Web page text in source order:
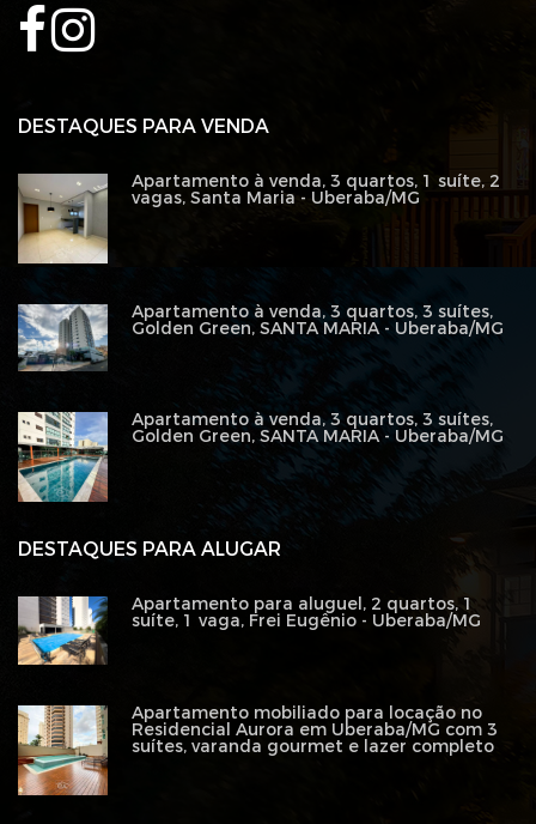
DESTAQUES PARA ALUGAR
Apartamento para aluguel, 2 quartos, 1
suíte, 1 vaga, Frei Eugênio - Uberaba/MG
Apartamento mobiliado para locação no
Residencial Aurora em Uberaba/MG com 3
suítes, varanda gourmet e lazer completo
DESTAQUES PARA VENDA
Apartamento à venda, 3 quartos, 1 suíte, 2
vagas, Santa Maria - Uberaba/MG
Apartamento à venda, 3 quartos, 3 suítes,
Golden Green, SANTA MARIA - Uberaba/MG
Apartamento à venda, 3 quartos, 3 suítes,
Golden Green, SANTA MARIA - Uberaba/MG